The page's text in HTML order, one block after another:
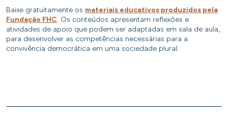
Baixe gratuitamente os materiais educativos produzidos pela
Fundação FHC. Os conteúdos apresentam reflexões e
atividades de apoio que podem ser adaptadas em sala de aula,
para desenvolver as competências necessárias para a
convivência democrática em uma sociedade plural.